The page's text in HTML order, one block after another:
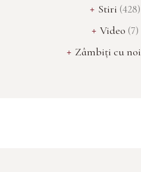
Stiri (428)
Video (7)
Zâmbiţi cu noi